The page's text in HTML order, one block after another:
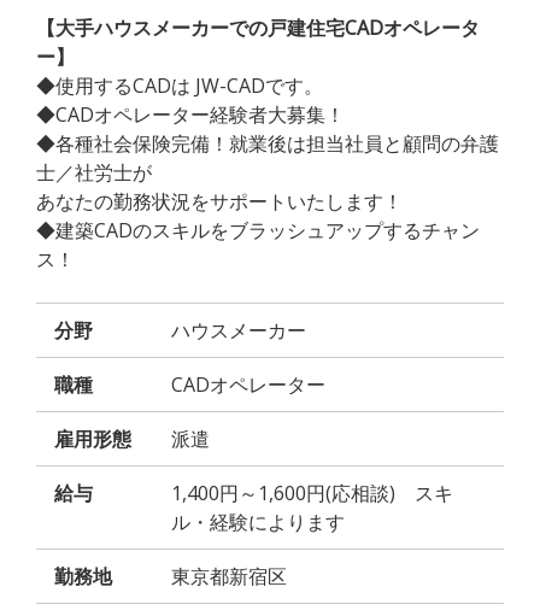
【大手ハウスメーカーでの戸建住宅CADオペレータ
ー】
◆使用するCADは JW-CADです。
◆CADオペレーター経験者大募集！
◆各種社会保険完備！就業後は担当社員と顧問の弁護
士／社労士が
あなたの勤務状況をサポートいたします！
◆建築CADのスキルをブラッシュアップするチャン
ス！
分野 ハウスメーカー
職種 CADオペレーター
雇用形態 派遣
給与
1,400円～1,600円(応相談) スキ
ル・経験によります
勤務地 東京都新宿区